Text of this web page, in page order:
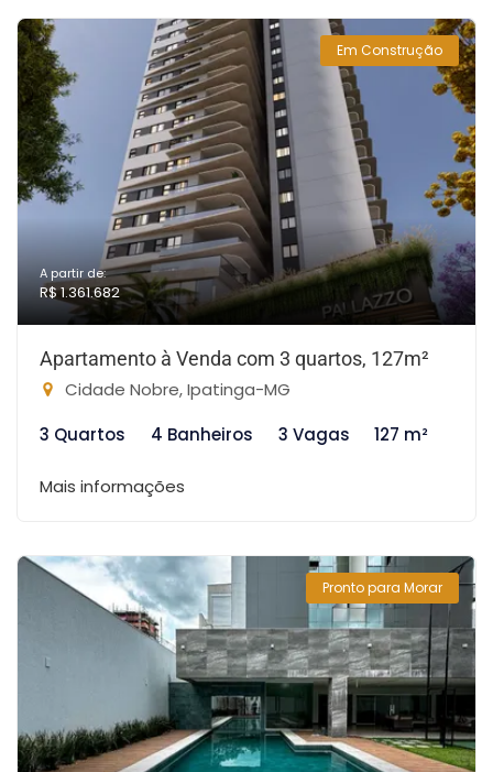
Em Construção
A partir de:
R$ 1.361.682
Apartamento à Venda com 3 quartos, 127m²
Cidade Nobre, Ipatinga-MG
3 Quartos
4 Banheiros 3 Vagas 127 m²
Mais informações
Pronto para Morar